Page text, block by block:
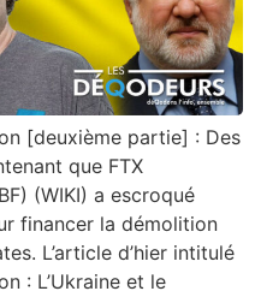
[deuxième partie] : Des
que FTX
(WIKI) a escroqué
financer la démolition
L’article d’hier intitulé
: L’Ukraine et le